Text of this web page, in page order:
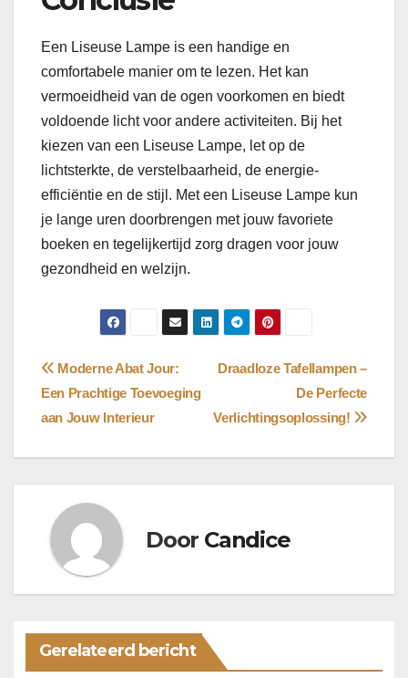
Een Liseuse Lampe is een handige en
comfortabele manier om te lezen. Het kan
vermoeidheid van de ogen voorkomen en biedt
voldoende licht voor andere activiteiten. Bij het
kiezen van een Liseuse Lampe, let op de
lichtsterkte, de verstelbaarheid, de energie-
efficiëntie en de stijl. Met een Liseuse Lampe kun
je lange uren doorbrengen met jouw favoriete
boeken en tegelijkertijd zorg dragen voor jouw
gezondheid en welzijn.
Bericht
navigatie
Draadloze Tafellampen –
De Perfecte
Verlichtingsoplossing!
Moderne Abat Jour:
Een Prachtige Toevoeging
aan Jouw Interieur
Door Candice
Gerelateerd bericht